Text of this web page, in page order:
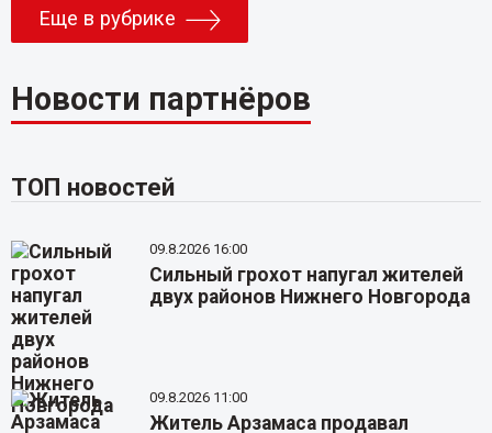
Еще в рубрике
Новости партнёров
ТОП новостей
09.8.2026 16:00
Сильный грохот напугал жителей
двух районов Нижнего Новгорода
09.8.2026 11:00
Житель Арзамаса продавал